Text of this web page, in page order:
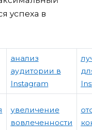
успеха в
анализ
аудитории в
Instagram
увеличение
вовлеченности